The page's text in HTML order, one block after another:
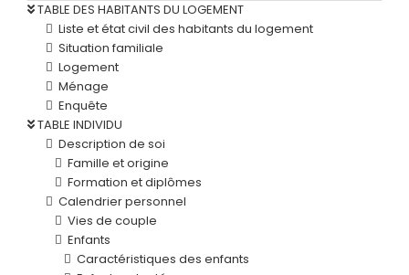
TABLE DES HABITANTS DU LOGEMENT
Liste et état civil des habitants du logement
Situation familiale
Logement
Ménage
Enquête
TABLE INDIVIDU
Description de soi
Famille et origine
Formation et diplômes
Calendrier personnel
Vies de couple
Enfants
Caractéristiques des enfants